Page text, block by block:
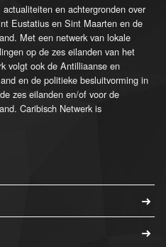
en achtergronden over
Eustatius en Sint Maarten en de
Met een netwerk van lokale
op de zes eilanden van het
volgt ook de Antilliaanse en
en de politieke besluitvorming in
zes eilanden en/of voor de
Caribisch Netwerk is